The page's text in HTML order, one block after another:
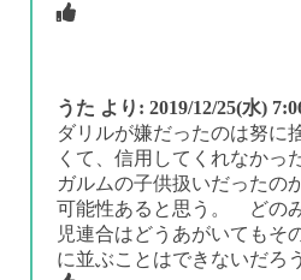
うた より: 2019/12/25(水)
ダリルが嫌だったのは努に
くて、信用してくれなかっ
ガルムの子供扱いだった
可能性あると思う。 どの
児連合はどうあがいてもそ
に並ぶことはできないだろ